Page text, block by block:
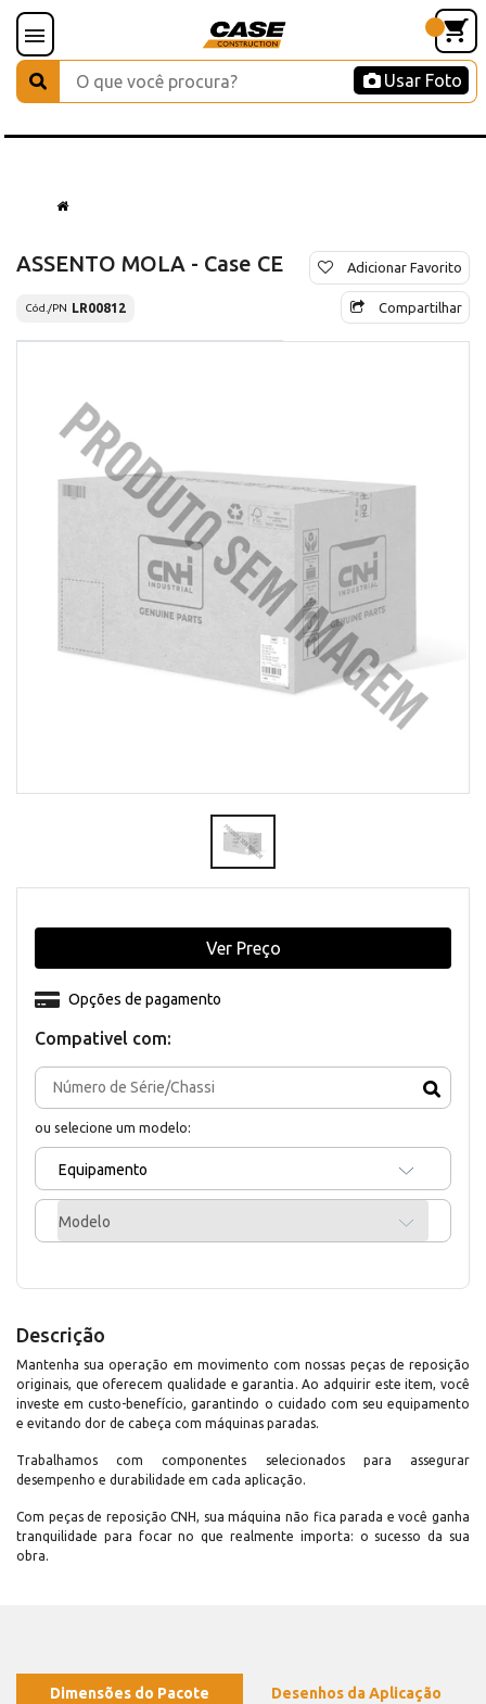
Usar Foto
ASSENTO MOLA - Case CE
Cód./PN LR00812
Adicionar Favorito
Compartilhar
Compativel com:
ou selecione um modelo:
Equipamento
Modelo
Opções de pagamento
Ver Preço
Descrição
Mantenha sua operação em movimento com nossas peças de reposição
originais, que oferecem qualidade e garantia. Ao adquirir este item, você
investe em custo-benefício, garantindo o cuidado com seu equipamento
e evitando dor de cabeça com máquinas paradas.
Trabalhamos com componentes selecionados para assegurar
desempenho e durabilidade em cada aplicação.
Com peças de reposição CNH, sua máquina não fica parada e você ganha
tranquilidade para focar no que realmente importa: o sucesso da sua
obra.
Dimensões do Pacote Desenhos da Aplicação